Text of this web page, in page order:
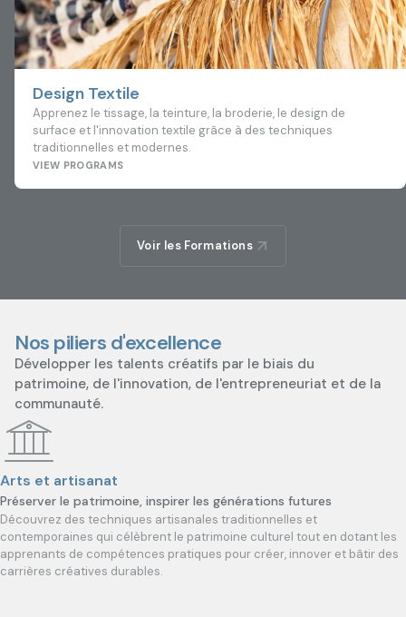
Design Textile
Apprenez le tissage, la teinture, la broderie, le design de
surface et l'innovation textile grâce à des techniques
traditionnelles et modernes.
VIEW PROGRAMS
Voir les Formations
Nos piliers d'excellence
Développer les talents créatifs par le biais du
patrimoine, de l'innovation, de l'entrepreneuriat et de la
communauté.
Arts et artisanat
Préserver le patrimoine, inspirer les générations futures
Découvrez des techniques artisanales traditionnelles et
contemporaines qui célèbrent le patrimoine culturel tout en dotant les
apprenants de compétences pratiques pour créer, innover et bâtir des
carrières créatives durables.